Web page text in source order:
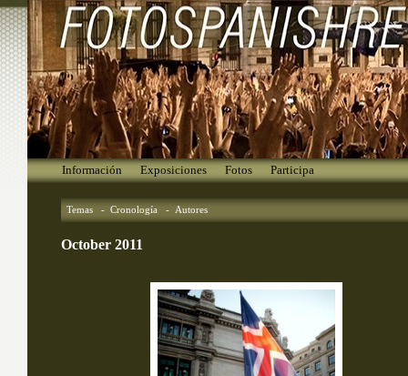
Información Exposiciones Fotos Participa
Temas - Cronología - Autores
October 2011